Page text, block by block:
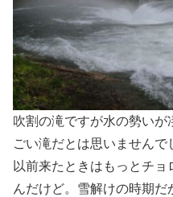
吹割の滝ですが水の勢い
ごい滝だとは思いませんで
以前来たときはもっとチ
んだけど。雪解けの時期